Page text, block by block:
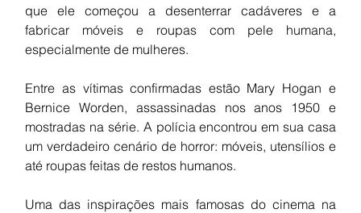
que ele começou a desenterrar cadáveres e a
fabricar móveis e roupas com pele humana,
especialmente de mulheres.
Entre as vítimas confirmadas estão Mary Hogan e
Bernice Worden, assassinadas nos anos 1950 e
mostradas na série. A polícia encontrou em sua casa
um verdadeiro cenário de horror: móveis, utensílios e
até roupas feitas de restos humanos.
Uma das inspirações mais famosas do cinema na